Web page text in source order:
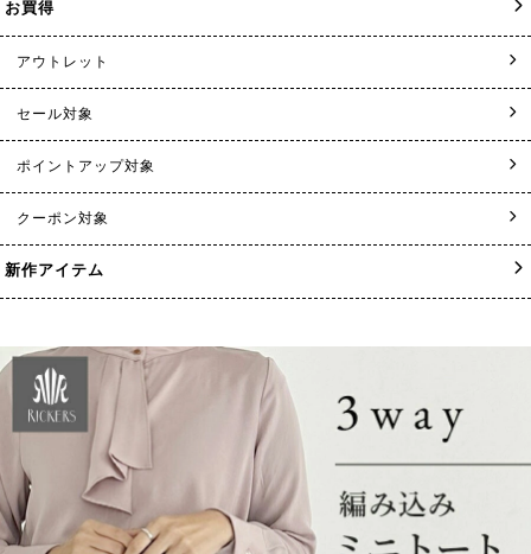
お買得
アウトレット
セール対象
ポイントアップ対象
クーポン対象
新作アイテム